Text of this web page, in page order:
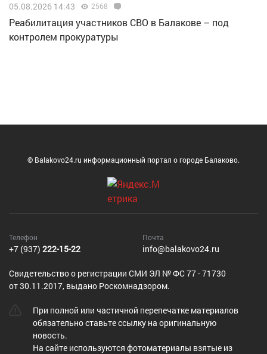
05.08.2026 14:43 2568
Реабилитация участников СВО в Балакове – под
контролем прокуратуры
© Balakovo24.ru информационный портал о городе Балаково.
Телефон
+7 (937) 222-15-22
Почта
info@balakovo24.ru
Cвидетельство о регистрации СМИ ЭЛ № ФС 77 - 71730
от 30.11.2017, выдано Роскомнадзором.
При полной или частичной перепечатке материалов
обязательно ставьте ссылку на оригинальную
новость.
На сайте используются фотоматериалы взятые из